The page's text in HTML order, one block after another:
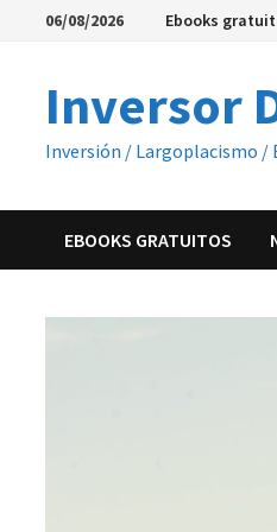
Saltar06/08/2026 Ebooks
Inversor
Inversión / Largoplacismo
EBOOKS GRATUITOS